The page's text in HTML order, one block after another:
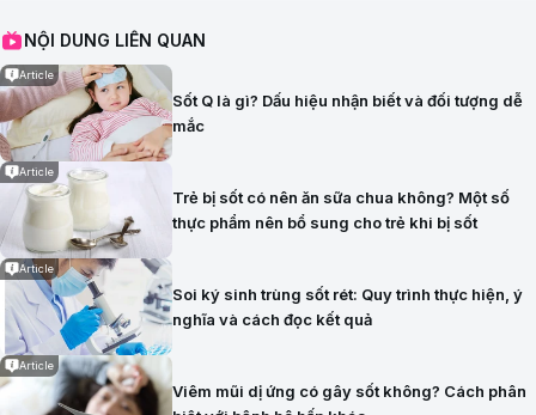
NỘI DUNG LIÊN QUAN
Article
Sốt Q là gì? Dấu hiệu nhận biết và đối tượng dễ
mắc
Article
Trẻ bị sốt có nên ăn sữa chua không? Một số
thực phẩm nên bổ sung cho trẻ khi bị sốt
Article
Soi ký sinh trùng sốt rét: Quy trình thực hiện, ý
nghĩa và cách đọc kết quả
Article
Viêm mũi dị ứng có gây sốt không? Cách phân